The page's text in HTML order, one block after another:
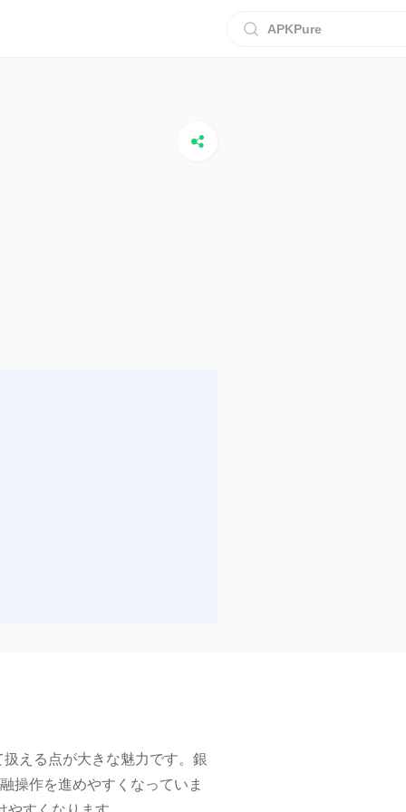
APKPure
える点が大きな魅力です。銀
操作を進めやすくなっていま